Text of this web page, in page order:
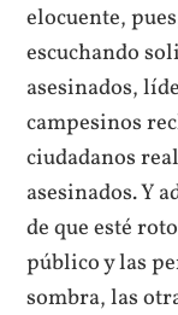
elocuente,
escuchando
asesinados,
campesinos
ciudadanos
asesinados. Y
de que esté
público y las
sombra, las